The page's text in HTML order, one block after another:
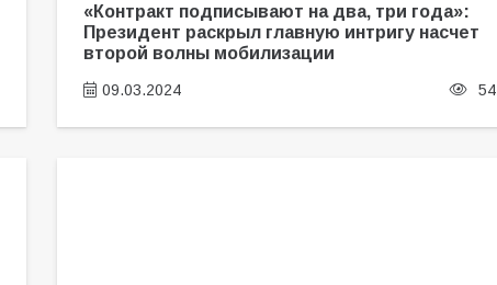
«Контракт подписывают на два, три года»:
Президент раскрыл главную интригу насчет
второй волны мобилизации
09.03.2024